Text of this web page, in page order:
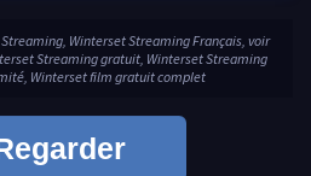
Winterset Streaming Français, voir
Streaming gratuit, Winterset Streaming
Winterset film gratuit complet